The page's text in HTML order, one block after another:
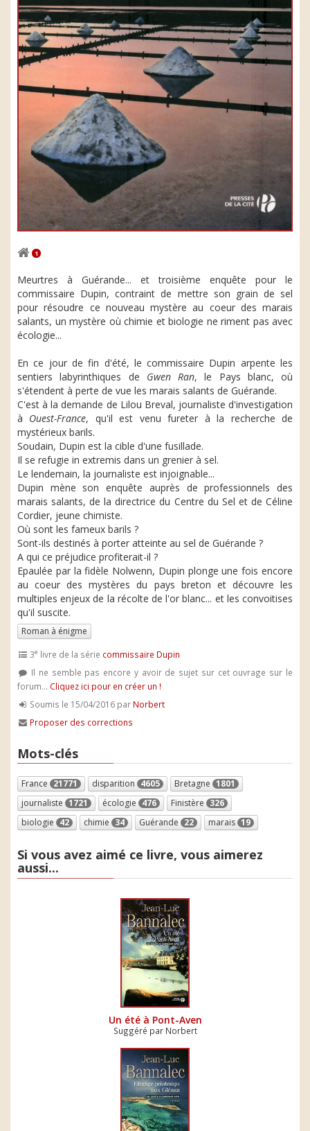
1
Meurtres à Guérande... et troisième enquête pour le
commissaire Dupin, contraint de mettre son grain de sel
pour résoudre ce nouveau mystère au coeur des marais
salants, un mystère où chimie et biologie ne riment pas avec
écologie...
En ce jour de fin d'été, le commissaire Dupin arpente les
sentiers labyrinthiques de Gwen Ran, le Pays blanc, où
s'étendent à perte de vue les marais salants de Guérande.
C'est à la demande de Lilou Breval, journaliste d'investigation
à Ouest-France, qu'il est venu fureter à la recherche de
mystérieux barils.
Soudain, Dupin est la cible d'une fusillade.
Il se refugie in extremis dans un grenier à sel.
Le lendemain, la journaliste est injoignable...
Dupin mène son enquête auprès de professionnels des
marais salants, de la directrice du Centre du Sel et de Céline
Cordier, jeune chimiste.
Où sont les fameux barils ?
Sont-ils destinés à porter atteinte au sel de Guérande ?
A qui ce préjudice profiterait-il ?
Epaulée par la fidèle Nolwenn, Dupin plonge une fois encore
au coeur des mystères du pays breton et découvre les
multiples enjeux de la récolte de l'or blanc... et les convoitises
qu'il suscite.
Roman à énigme
3e livre de la série commissaire Dupin
Il ne semble pas encore y avoir de sujet sur cet ouvrage sur le
forum... Cliquez ici pour en créer un !
Soumis le 15/04/2016 par Norbert
Proposer des corrections
Mots-clés
France 21771 disparition 4605 Bretagne 1801
journaliste 1721 écologie 476 Finistère 326
biologie 42 chimie 34 Guérande 22 marais 19
Si vous avez aimé ce livre, vous aimerez
aussi...
Un été à Pont-Aven
Suggéré par Norbert